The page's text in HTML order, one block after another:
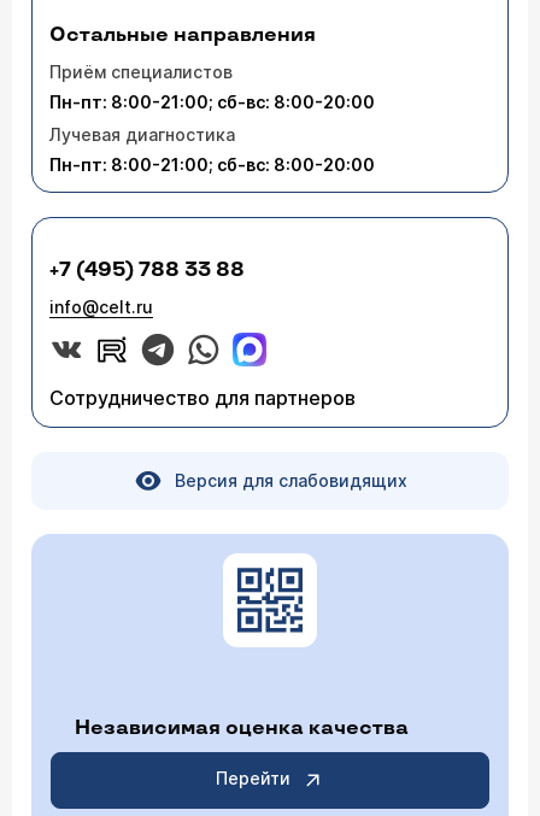
Остальные направления
Приём специалистов
Пн-пт: 8:00-21:00; сб-вс: 8:00-20:00
Лучевая диагностика
Пн-пт: 8:00-21:00; сб-вс: 8:00-20:00
+7 (495) 788 33 88
info@celt.ru
Сотрудничество для партнеров
Версия для слабовидящих
Независимая оценка качества
Перейти